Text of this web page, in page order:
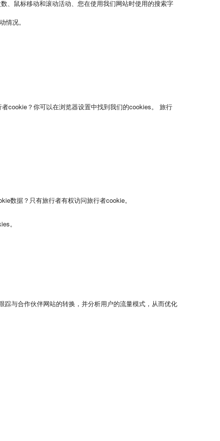
、鼠标移动和滚动活动、您在使用我们网站时使用的搜索字
况。
cookie？你可以在浏览器设置中找到我们的cookies。 旅行
数据？ 只有旅行者有权访问旅行者cookie。
。
与合作伙伴网站的转换，并分析用户的流量模式，从而优化